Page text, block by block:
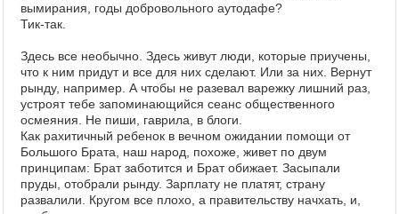
вымирания, годы добровольного аутодафе?
Тик-так.
Здесь все необычно. Здесь живут люди, которые приучены,
что к ним придут и все для них сделают. Или за них. Вернут
рынду, например. А чтобы не разевал варежку лишний раз,
устроят тебе запоминающийся сеанс общественного
осмеяния. Не пиши, гаврила, в блоги.
Как рахитичный ребенок в вечном ожидании помощи от
Большого Брата, наш народ, похоже, живет по двум
принципам: Брат заботится и Брат обижает. Засыпали
пруды, отобрали рынду. Зарплату не платят, страну
развалили. Кругом все плохо, а правительству начхать, и,